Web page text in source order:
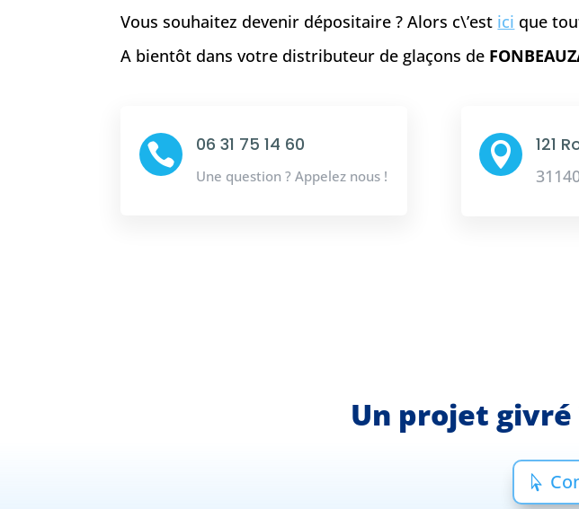
Vous souhaitez devenir dépositaire ? Alors c\’est ici que
A bientôt dans votre distributeur de glaçons de
 06 31 75 14 60
Une question ? Appelez nous !
 121
Un projet